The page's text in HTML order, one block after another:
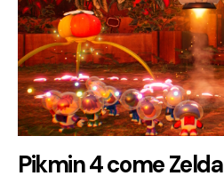
Pikmin 4 come Zelda